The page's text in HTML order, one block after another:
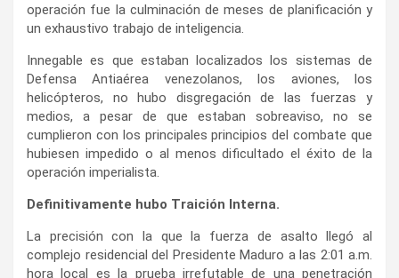
operación fue la culminación de meses de planificación y
un exhaustivo trabajo de inteligencia.
Innegable es que estaban localizados los sistemas de
Defensa Antiaérea venezolanos, los aviones, los
helicópteros, no hubo disgregación de las fuerzas y
medios, a pesar de que estaban sobreaviso, no se
cumplieron con los principales principios del combate que
hubiesen impedido o al menos dificultado el éxito de la
operación imperialista.
Definitivamente hubo Traición Interna.
La precisión con la que la fuerza de asalto llegó al
complejo residencial del Presidente Maduro a las 2:01 a.m.
hora local es la prueba irrefutable de una penetración